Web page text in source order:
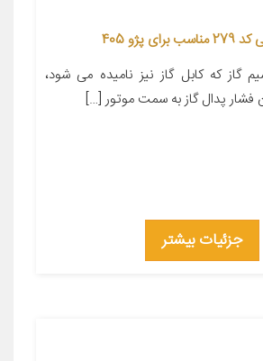
405
که کابل گاز نیز نامیده می شود،
فشار پدال گاز به سمت موتور […]
جزئیات بیشتر